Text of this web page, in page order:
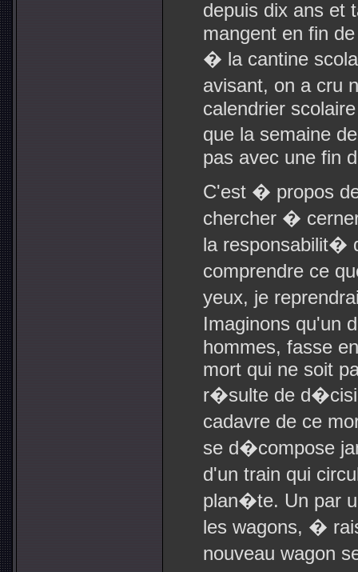
depuis dix ans
mangent en fin
� la cantine
avisant, on a cru
calendrier
que la semaine
pas avec une fin
C'est � propos
chercher �
la responsabilit�
comprendre ce
yeux, je
Imaginons qu'un
hommes, fasse
mort qui ne soit
r�sulte de
cadavre de ce
se d�compose
d'un train qui
plan�te. Un par
les wagons, �
nouveau wagon